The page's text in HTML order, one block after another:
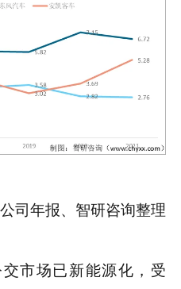
司年报、智研咨询整理
市场已新能源化，受